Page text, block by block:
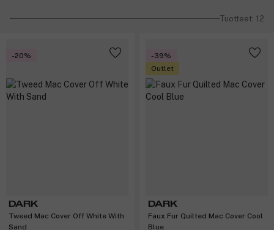
Tuotteet: 12
-20%
DARK
Tweed Mac Cover Off White With
Sand
-39%
Outlet
DARK
Faux Fur Quilted Mac Cover Cool
Blue